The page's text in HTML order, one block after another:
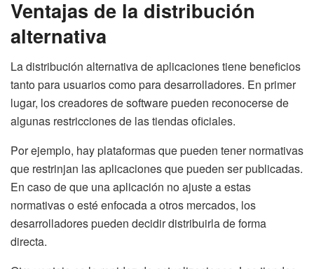
Ventajas de la distribución
alternativa
La distribución alternativa de aplicaciones tiene beneficios
tanto para usuarios como para desarrolladores. En primer
lugar, los creadores de software pueden reconocerse de
algunas restricciones de las tiendas oficiales.
Por ejemplo, hay plataformas que pueden tener normativas
que restrinjan las aplicaciones que pueden ser publicadas.
En caso de que una aplicación no ajuste a estas
normativas o esté enfocada a otros mercados, los
desarrolladores pueden decidir distribuirla de forma
directa.